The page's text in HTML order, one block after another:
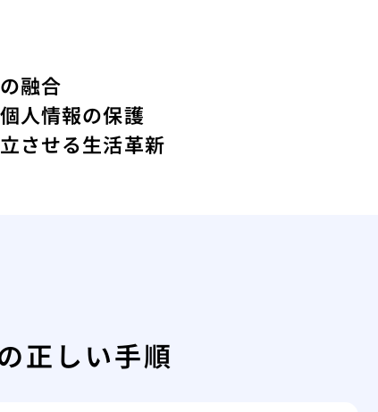
融合
人情報の保護
させる生活革新
正しい手順